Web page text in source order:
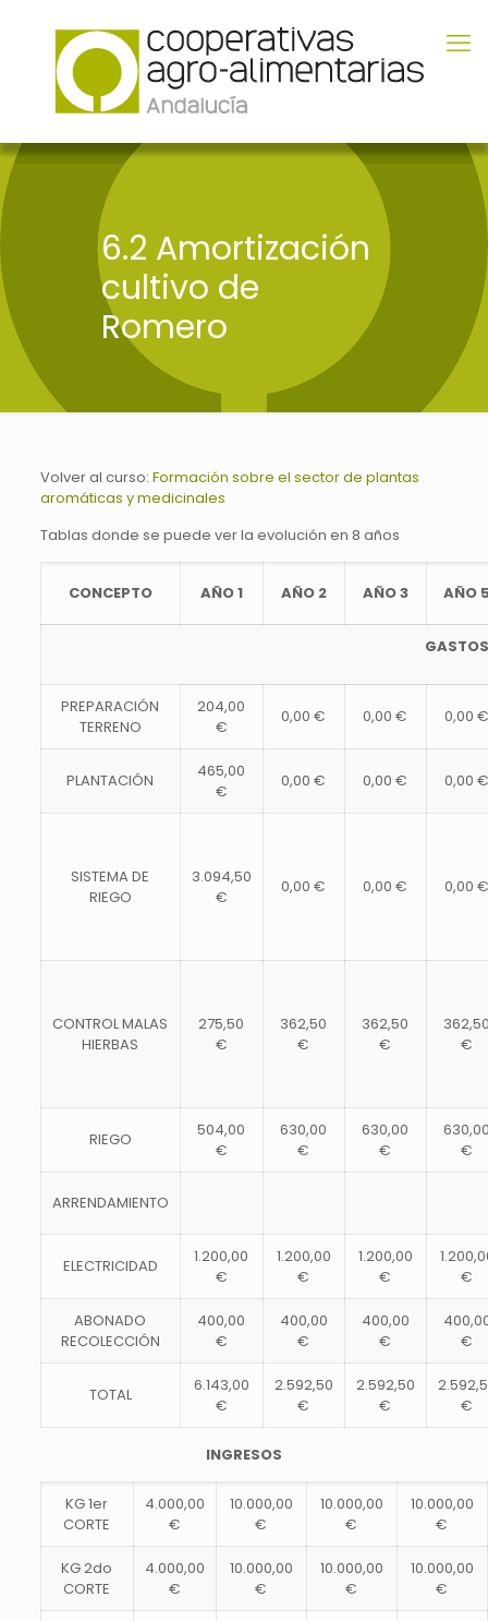
6.2 Amortización
cultivo de
Romero
Volver al curso: Formación sobre el sector de plantas
aromáticas y medicinales
Tablas donde se puede ver la evolución en 8 años
CONCEPTO AÑO 1 AÑO 2 AÑO 3 AÑO
PREPARACIÓN
TERRENO
204,00
€
0,00 € 0,00 € 0,00
PLANTACIÓN
465,00
€
0,00 € 0,00 € 0,00
SISTEMA DE
RIEGO
3.094,50
€
0,00 € 0,00 € 0,00
CONTROLMALAS
HIERBAS
275,50
€
362,50
€
362,50
€
€
RIEGO
504,00
€
630,00
€
630,00
€
€
ARRENDAMIENTO
ELECTRICIDAD
1.200,00
€
1.200,00
€
1.200,00
€
€
ABONADO
RECOLECCIÓN
400,00
€
400,00
€
400,00
€
€
TOTAL
6.143,00
€
2.592,50
€
2.592,50
€
€
INGRESOS
KG 1er
CORTE
4.000,00
€
10.000,00
€
10.000,00
€
10.000,00
€
KG 2do
CORTE
4.000,00
€
10.000,00
€
10.000,00
€
10.000,00
€